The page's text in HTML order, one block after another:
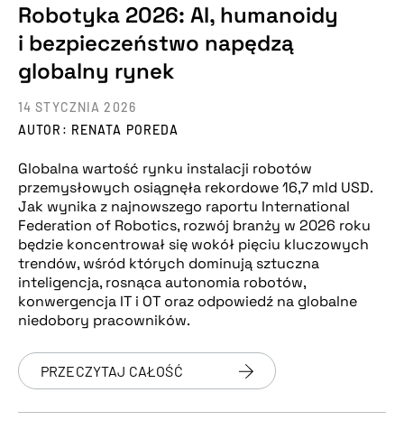
Robotyka 2026: AI, humanoidy
i bezpieczeństwo napędzą
globalny rynek
AUTOR: RENATA POREDA
14 STYCZNIA 2026
Globalna wartość rynku instalacji robotów
przemysłowych osiągnęła rekordowe 16,7 mld USD.
Jak wynika z najnowszego raportu International
Federation of Robotics, rozwój branży w 2026 roku
będzie koncentrował się wokół pięciu kluczowych
trendów, wśród których dominują sztuczna
inteligencja, rosnąca autonomia robotów,
konwergencja IT i OT oraz odpowiedź na globalne
niedobory pracowników.
PRZECZYTAJ CAŁOŚĆ